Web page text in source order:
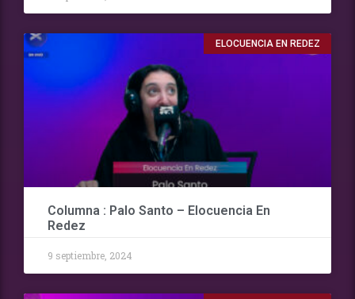
ELOCUENCIA EN REDEZ
Columna : Palo Santo – Elocuencia En
Redez
9 septiembre, 2024